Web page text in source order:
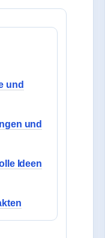
und
und
Ideen